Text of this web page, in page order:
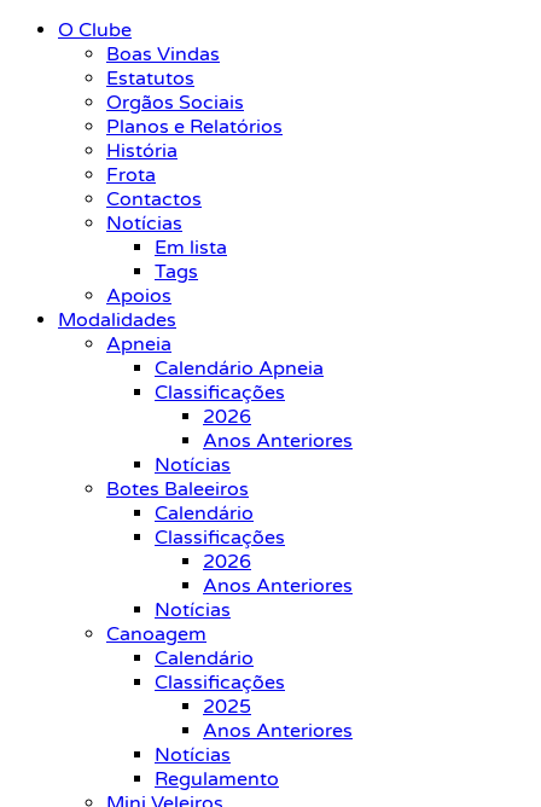
O Clube
Boas Vindas
Estatutos
Orgãos Sociais
Planos e Relatórios
História
Frota
Contactos
Notícias
Em lista
Tags
Apoios
Modalidades
Apneia
Calendário Apneia
Classificações
2026
Anos Anteriores
Notícias
Botes Baleeiros
Calendário
Classificações
2026
Anos Anteriores
Notícias
Canoagem
Calendário
Classificações
2025
Anos Anteriores
Notícias
Regulamento